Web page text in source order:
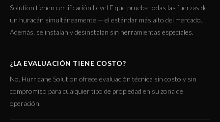
Solution tienen certificación Level E que prueba todas las fuerzas de
un huracán simultáneamente — el estándar más alto del mercado.
Además, se instalan y desinstalan sin herramientas especiales.
¿LA EVALUACIÓN TIENE COSTO?
No. Hurricane Solution ofrece evaluación técnica sin costo y sin
compromiso para cualquier tipo de propiedad en su zona de
operación.